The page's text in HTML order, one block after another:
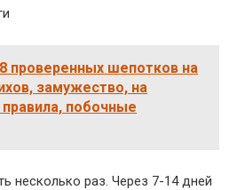
проверенных шепотков на
замужество, на
побочные
несколько раз. Через 7-14 дней